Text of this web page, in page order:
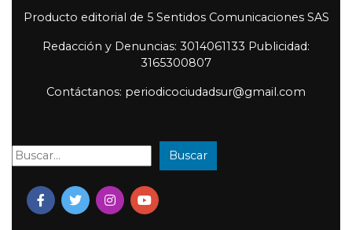
Producto editorial de 5 Sentidos Comunicaciones SAS
Redacción y Denuncias: 3014061133 Publicidad:
3165300807
Contáctanos: periodicociudadsur@gmail.com
Buscar: Buscar